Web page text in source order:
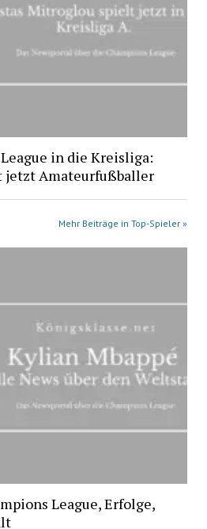
in die Kreisliga:
jetzt Amateurfußballer
Mehr Beiträge in Top-Spieler »
League, Erfolge,